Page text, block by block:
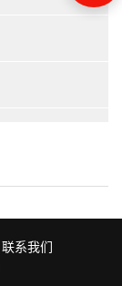
联系我们